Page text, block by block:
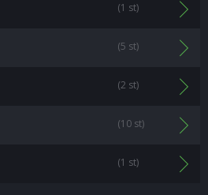
(1 st)
(5 st)
(2 st)
(10 st)
(1 st)